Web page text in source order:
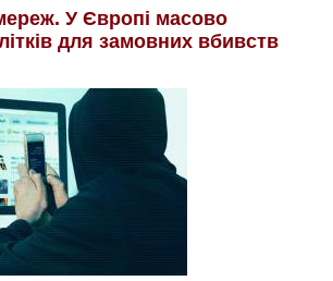
У Європі масово
для замовних вбивств